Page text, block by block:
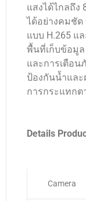
แสงได้ไกลถึง
ได้อย่างคมชัด
แบบ H.265 แ
พื้นที่เก็บข้อมูล
และการเตือน
ป้องกันน้ำแล
การกระแทกต
Details
Camera